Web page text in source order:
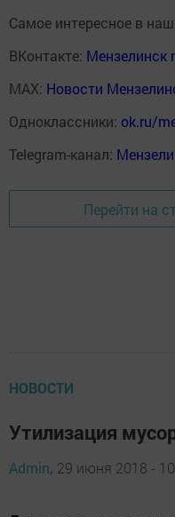
Самое интересное в
ВКонтакте: Мензелинск
MAX: Новости
Одноклассники: ok.ru/
Telegram-канал:
Перейти на
НОВОСТИ
Утилизация
Admin, 29 июня 2018 -